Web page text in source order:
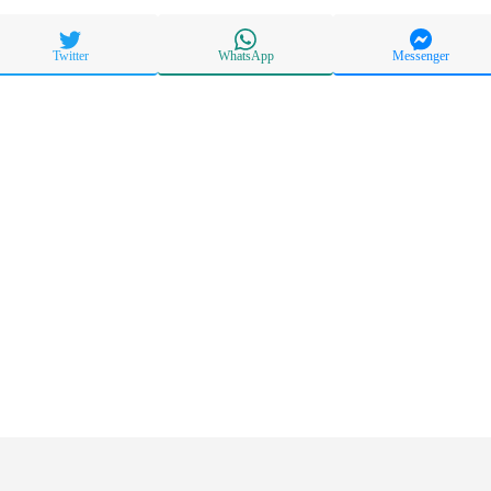
Messenger
WhatsApp
Twitter